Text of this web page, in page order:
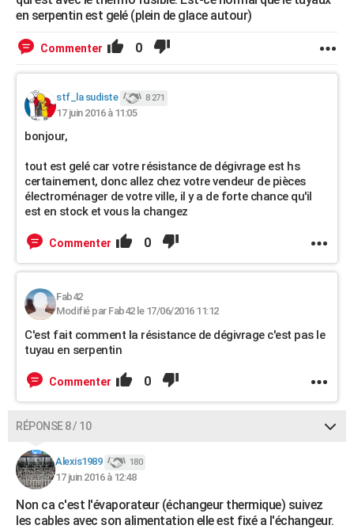
en serpentin est gelé (plein de glace autour)
Commenter 0
stf_la sudiste 8 271
17 juin 2016 à 11:05
bonjour,
tout est gelé car votre résistance de dégivrage est hs
certainement, donc allez chez votre vendeur de pièces
électroménager de votre ville, il y a de forte chance qu'il
est en stock et vous la changez
Commenter 0
Fab42
Modifié par Fab42 le 17/06/2016 11:12
C'est fait comment la résistance de dégivrage c'est pas le
tuyau en serpentin
Commenter 0
RÉPONSE 8 / 10
Alexis1989 180
17 juin 2016 à 12:48
Non ca c'est l'évaporateur (échangeur thermique) suivez
les cables avec son alimentation elle est fixé a l'échangeur.